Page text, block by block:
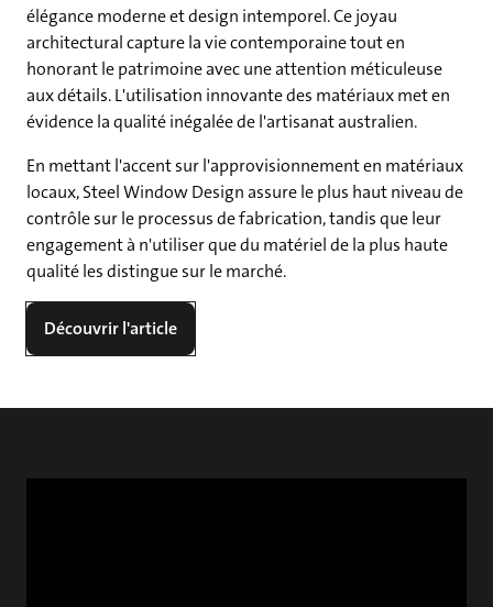
élégance moderne et design intemporel. Ce joyau
architectural capture la vie contemporaine tout en
honorant le patrimoine avec une attention méticuleuse
aux détails. L'utilisation innovante des matériaux met en
évidence la qualité inégalée de l'artisanat australien.
En mettant l'accent sur l'approvisionnement en matériaux
locaux, Steel Window Design assure le plus haut niveau de
contrôle sur le processus de fabrication, tandis que leur
engagement à n'utiliser que du matériel de la plus haute
qualité les distingue sur le marché.
Découvrir l'article